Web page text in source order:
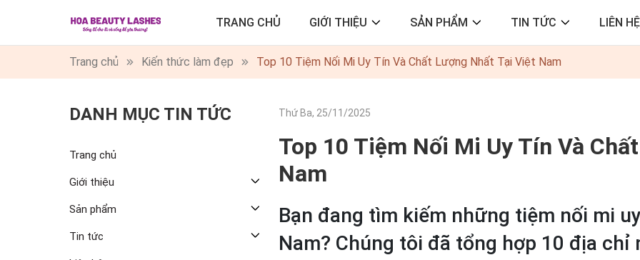
TRANG CHỦ GIỚI THIỆU SẢN PHẨM TIN TỨC LIÊN HỆ
Trang chủ Kiến thức làm đẹp Top 10 Tiệm Nối Mi Uy Tín Và Chất Lượng Nhất Tại Việt Nam
Thứ Ba, 25/11/2025
Top 10 Tiệm Nối Mi Uy Tín Và
Nam
Bạn đang tìm kiếm những tiệm nối mi
Nam? Chúng tôi đã tổng hợp 10 địa chỉ
DANH MỤC TIN TỨC
Trang chủ
Giới thiệu
Sản phẩm
Tin tức